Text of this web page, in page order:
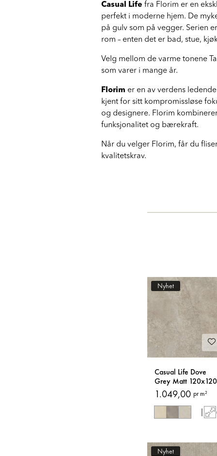
Casual Life fra Florim er en
perfekt i moderne hjem. De
på gulv som på vegger. Serien
rom – enten det er bad, stue,
Velg mellom de varme tonene
som varer i mange år.
Florim er en av verdens
kjent for sitt kompromissløse
og designere. Florim
funksjonalitet og bærekraft.
Når du velger Florim, får du
kvalitetskrav.
Nyhet
Casual Life Dove
Grey Matt 120x120
Fliser
1.049,00 pr m²
|
Nyhet